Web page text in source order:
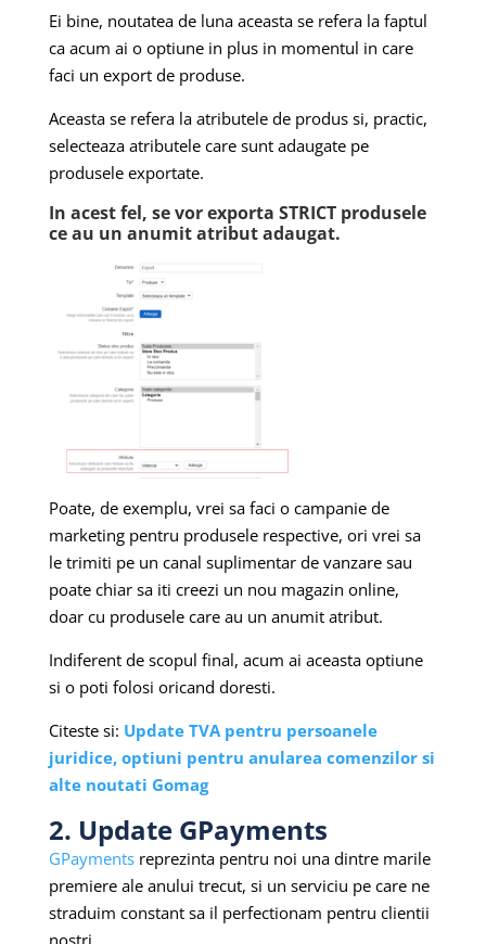
Ei bine, noutatea de luna aceasta se refera la faptul
ca acum ai o optiune in plus in momentul in care
faci un export de produse.
Aceasta se refera la atributele de produs si, practic,
selecteaza atributele care sunt adaugate pe
produsele exportate.
In acest fel, se vor exporta STRICT produsele
ce au un anumit atribut adaugat.
Poate, de exemplu, vrei sa faci o campanie de
marketing pentru produsele respective, ori vrei sa
le trimiti pe un canal suplimentar de vanzare sau
poate chiar sa iti creezi un nou magazin online,
doar cu produsele care au un anumit atribut.
Indiferent de scopul final, acum ai aceasta optiune
si o poti folosi oricand doresti.
Citeste si: Update TVA pentru persoanele
juridice, optiuni pentru anularea comenzilor si
alte noutati Gomag
2. Update GPayments
GPaymentsreprezinta pentru noi una dintre marile
premiere ale anului trecut, si un serviciu pe care ne
straduim constant sa il perfectionam pentru clientii